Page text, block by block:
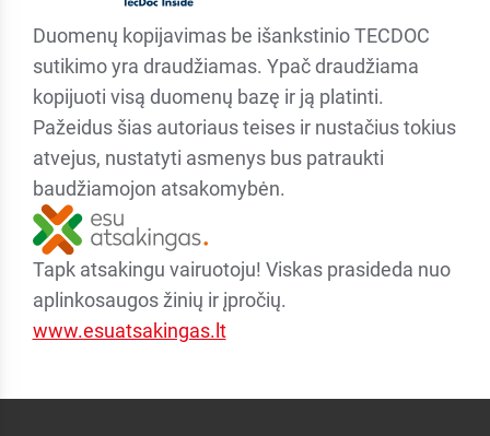
Duomenų kopijavimas be išankstinio TECDOC
sutikimo yra draudžiamas. Ypač draudžiama
kopijuoti visą duomenų bazę ir ją platinti.
Pažeidus šias autoriaus teises ir nustačius tokius
atvejus, nustatyti asmenys bus patraukti
baudžiamojon atsakomybėn.
Tapk atsakingu vairuotoju! Viskas prasideda nuo
aplinkosaugos žinių ir įpročių.
www.esuatsakingas.lt